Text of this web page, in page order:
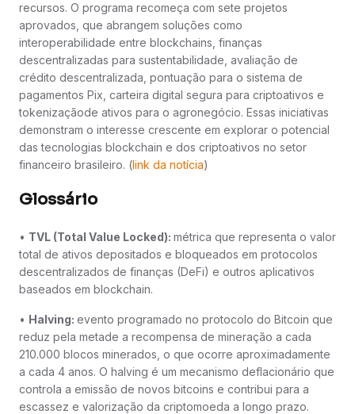
recursos. O programa recomeça com sete projetos
aprovados, que abrangem soluções como
interoperabilidade entre blockchains, finanças
descentralizadas para sustentabilidade, avaliação de
crédito descentralizada, pontuação para o sistema de
pagamentos Pix, carteira digital segura para criptoativos e
tokenizaçãode ativos para o agronegócio. Essas iniciativas
demonstram o interesse crescente em explorar o potencial
das tecnologias blockchain e dos criptoativos no setor
financeiro brasileiro. (link da notícia)
Glossário
• TVL (Total Value Locked): métrica que representa o valor
total de ativos depositados e bloqueados em protocolos
descentralizados de finanças (DeFi) e outros aplicativos
baseados em blockchain.
• Halving: evento programado no protocolo do Bitcoin que
reduz pela metade a recompensa de mineração a cada
210.000 blocos minerados, o que ocorre aproximadamente
a cada 4 anos. O halving é um mecanismo deflacionário que
controla a emissão de novos bitcoins e contribui para a
escassez e valorização da criptomoeda a longo prazo.